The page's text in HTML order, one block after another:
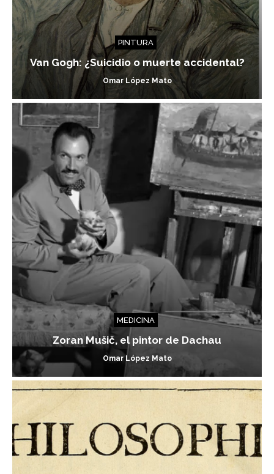
PINTURA
Van Gogh: ¿Suicidio o muerte accidental?
Omar López Mato
MEDICINA
Zoran Mušič, el pintor de Dachau
Omar López Mato